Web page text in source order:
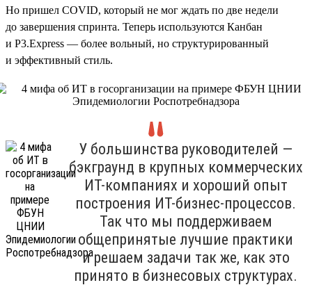
Но пришел COVID, который не мог ждать по две недели
до завершения спринта. Теперь используются Канбан
и P3.Express — более вольный, но структурированный
и эффективный стиль.
У большинства руководителей —
бэкграунд в крупных коммерческих
ИТ-компаниях и хороший опыт
построения ИТ-бизнес-процессов.
Так что мы поддерживаем
общепринятые лучшие практики
и решаем задачи так же, как это
принято в бизнесовых структурах.